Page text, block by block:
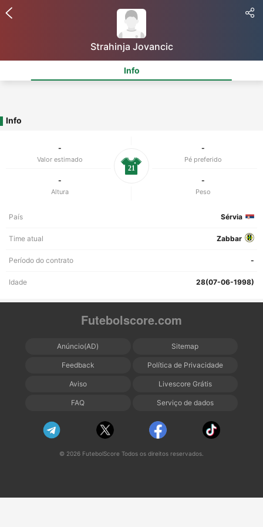
Strahinja Jovancic
Info
Info
-
Valor estimado
-
Pé preferido
-
Altura
-
Peso
21
País Sérvia
Time atual Zabbar
Período do contrato -
Idade 28(07-06-1998)
Futebolscore.com
Anúncio(AD) Sitemap
Feedback Política de Privacidade
Aviso Livescore Grátis
FAQ Serviço de dados
© 2026 FutebolScore Todos os direitos reservados.